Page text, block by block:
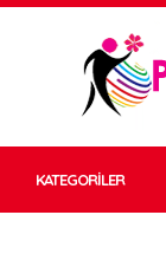
KATEGORİLER